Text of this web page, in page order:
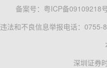
备案号： 粤ICP备09109218
违法和不良信息举报电话：0755-
深圳证券